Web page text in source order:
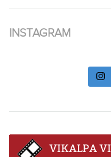
INSTAGRAM